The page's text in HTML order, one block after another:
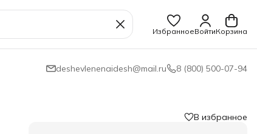
ИзбранноеВойтиКорзина
deshevlenenaidesh@mail.ru 8 (800) 500-07-94
В избранное